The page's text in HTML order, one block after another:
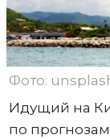
Фото:
Идущий на
по